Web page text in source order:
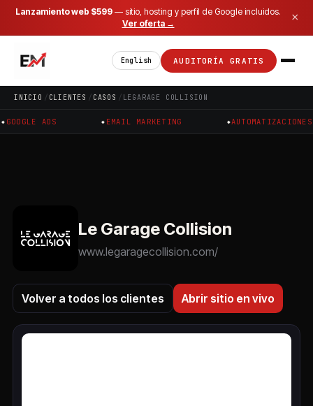
Lanzamiento web $599 — sitio, hosting y perfil de Google incluidos.
Ver oferta →
×
English AUDITORÍA GRATIS
INICIO CLIENTES CASOS LEGARAGE COLLISION
ADS EMAIL MARKETING AUTOMATIZACIONES
Le Garage Collision
www.legaragecollision.com/
Volver a todos los clientes Abrir sitio en vivo